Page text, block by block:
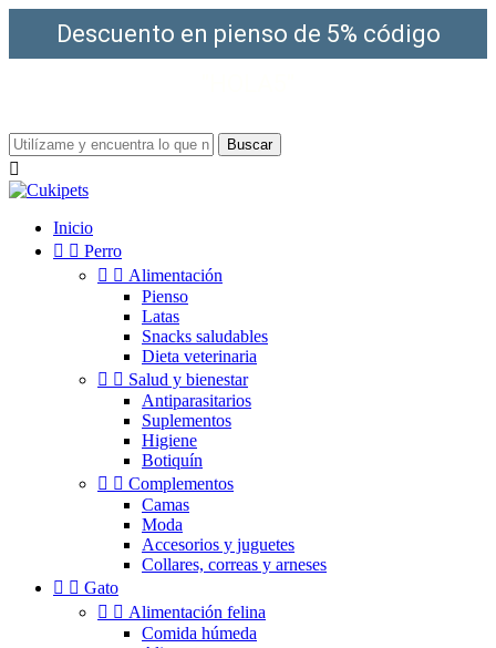
Descuento en pienso de 5% código
Buscar

Inicio
  Perro
  Alimentación
Pienso
Latas
Snacks saludables
Dieta veterinaria
  Salud y bienestar
Antiparasitarios
Suplementos
Higiene
Botiquín
  Complementos
Camas
Moda
Accesorios y juguetes
Collares, correas y arneses
  Gato
  Alimentación felina
Comida húmeda